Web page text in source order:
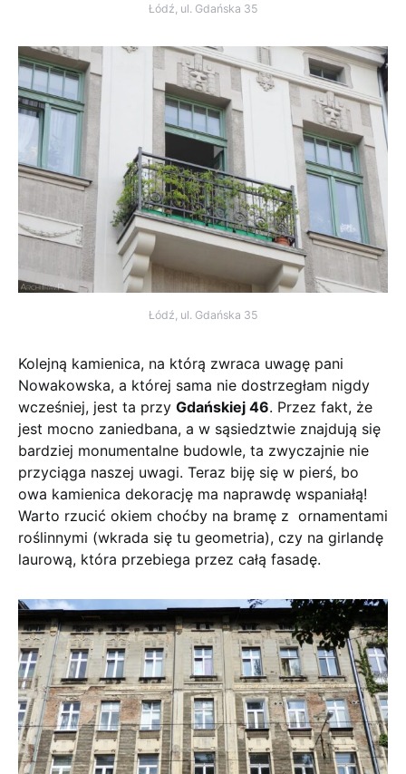
Łódź, ul. Gdańska 35
Łódź, ul. Gdańska 35
Kolejną kamienica, na którą zwraca uwagę pani
Nowakowska, a której sama nie dostrzegłam nigdy
wcześniej, jest ta przy Gdańskiej 46. Przez fakt, że
jest mocno zaniedbana, a w sąsiedztwie znajdują się
bardziej monumentalne budowle, ta zwyczajnie nie
przyciąga naszej uwagi. Teraz biję się w pierś, bo
owa kamienica dekorację ma naprawdę wspaniałą!
Warto rzucić okiem choćby na bramę z ornamentami
roślinnymi (wkrada się tu geometria), czy na girlandę
laurową, która przebiega przez całą fasadę.